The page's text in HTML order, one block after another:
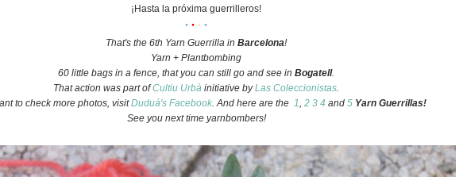
¡Hasta la próxima guerrilleros!
··· ·
That's the 6th Yarn Guerrilla in Barcelona!
Yarn + Plantbombing
60 little bags in a fence, that you can still go and see in Bogatell.
That action was part ofCultiu Urbà initiative byLas Coleccionistas.
to check more photos, visitDuduá's Facebook. And here are the 1, 2 3 4 and 5 Yarn Guerrillas!
See you next time yarnbombers!